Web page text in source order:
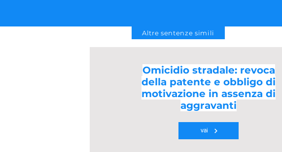
Altre sentenze simili
Omicidio stradale: revoca
della patente e obbligo di
motivazione in assenza di
aggravanti
vai